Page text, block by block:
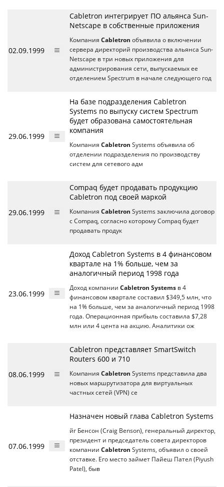
02.09.1999
Cabletron интегрирует ПО альянса Sun-
Netscape в собственные приложения
Компания Cabletron объявила о включении
сервера директорий производства альянса Sun-
Netscape в три новых приложения для
администрирования сети, выпускаемых ее
отделением Spectrum в начале следующего год
29.06.1999
На базе подразделения Cabletron
Systems по выпуску систем Spectrum
будет образована самостоятельная
компания
Компания Cabletron Systems объявила об
отделении подразделения по производству
систем для сетевого адм
29.06.1999
Compaq будет продавать продукцию
Cabletron под своей маркой
Компания Cabletron Systems заключила договор
с Compaq, согласно которому Compaq будет
продавать продук
23.06.1999
Доход Cabletron Systems в 4 финансовом
квартале на 1% больше, чем за
аналогичный период 1998 года
Доход компании Cabletron Systems в 4
финансовом квартале составил $349,5 млн, что
на 1% больше, чем за аналогичный период 1998
года. Операционная прибыль составила $7,28
млн или 4 цента на акцию. Аналитики ож
08.06.1999
Cabletron представляет SmartSwitch
Routers 600 и 710
Компания Cabletron Systems представила два
новых маршрутизатора для виртуальных
частных сетей (VPN) се
07.06.1999
Назначен новый глава Cabletron Systems
йг Бенсон (Craig Benson), генеральный директор,
президент и председатель совета директоров
компании Cabletron Systems, объявил о своей
отставке. Его место займет Пайеш Пател (Piyush
Patel), быв